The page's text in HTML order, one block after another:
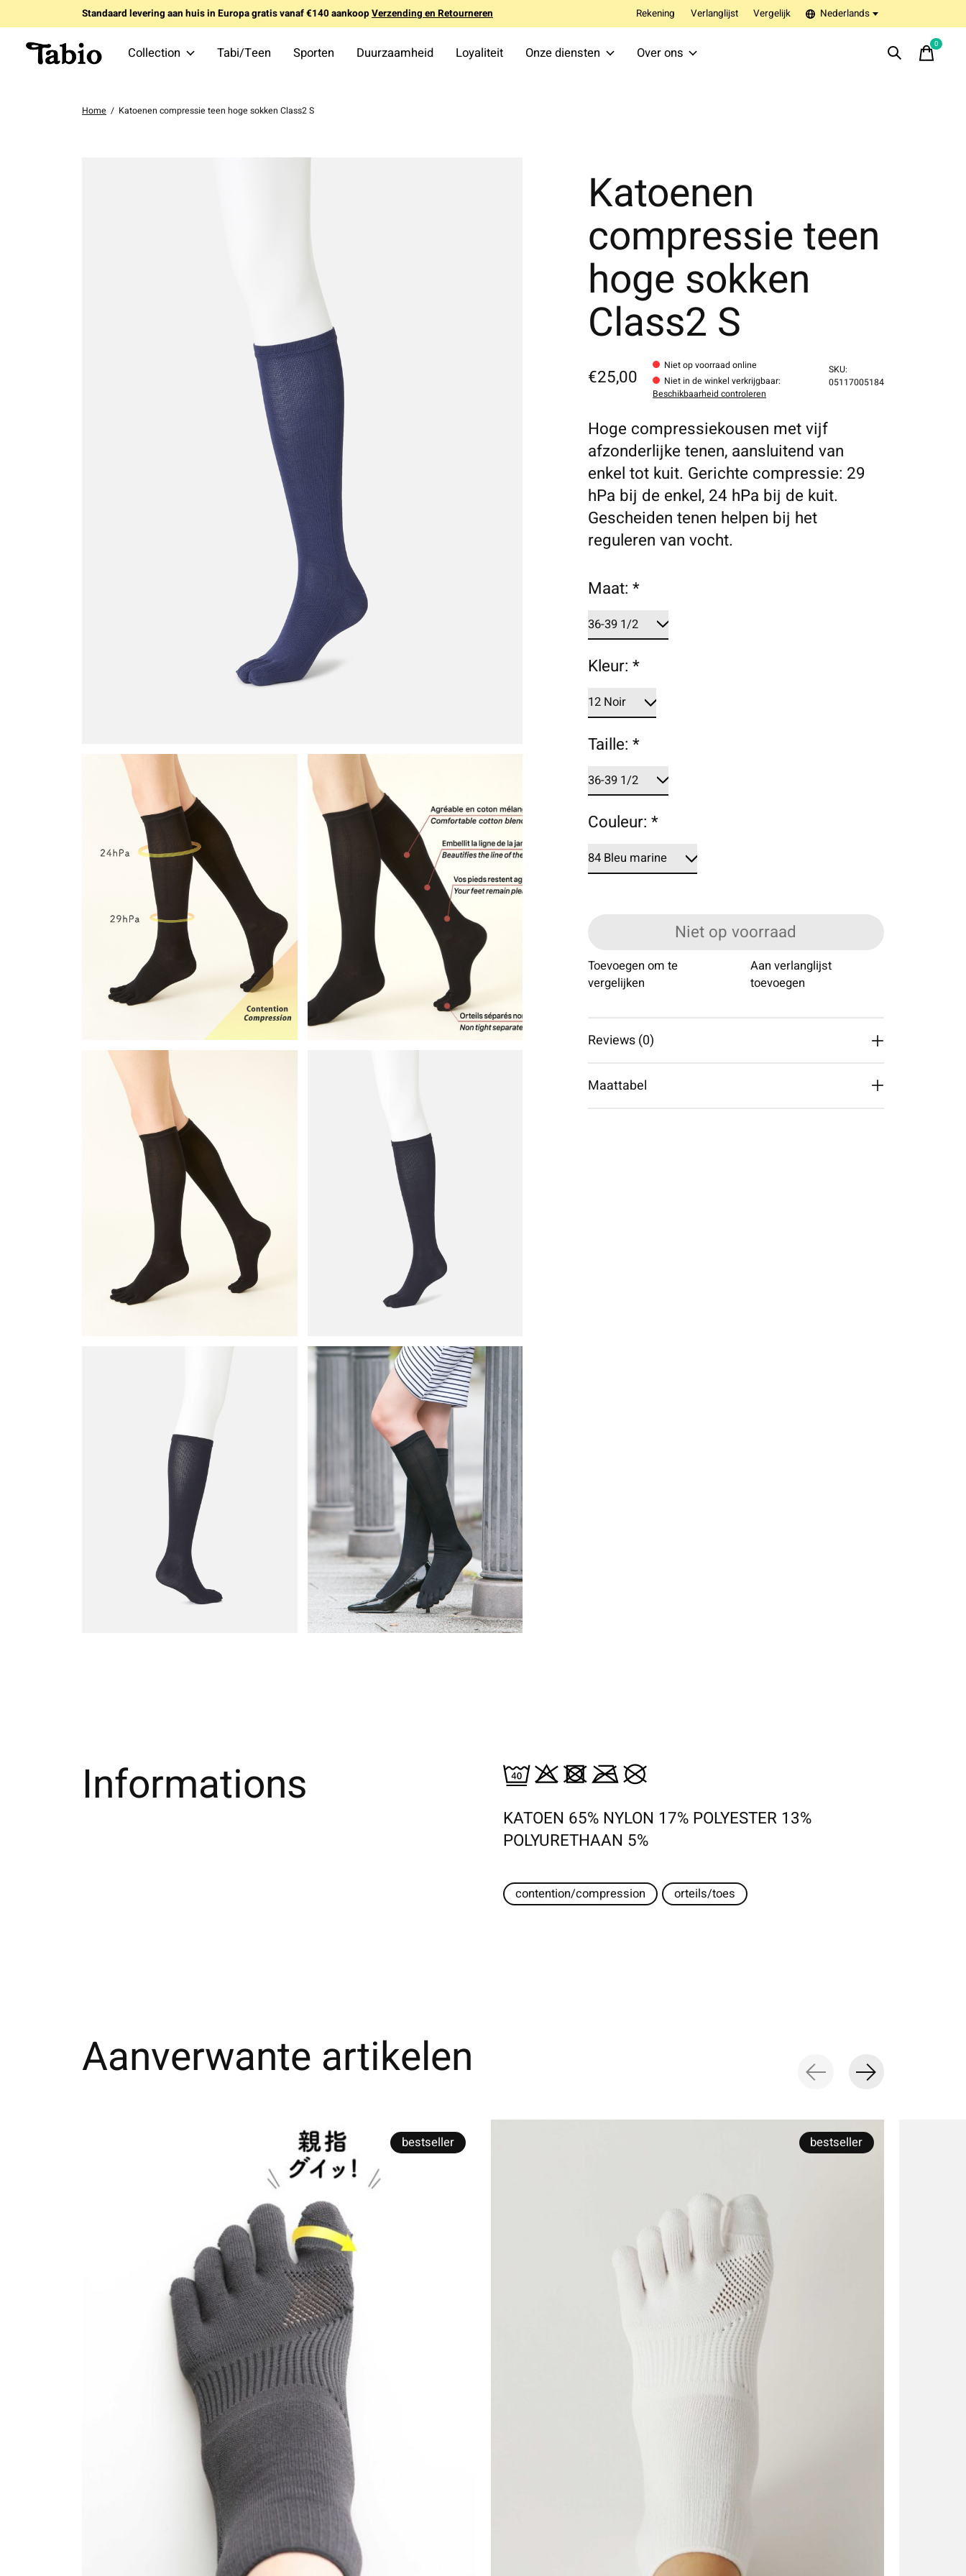
Standaard levering aan huis in Europa gratis vanaf €140 aankoopVerzending en Retourneren Rekening Verlanglijst Vergelijk Nederlands
Collection Tabi/Teen Sporten Duurzaamheid Loyaliteit Onze diensten Over ons
0items
Home / Katoenen compressie teen hoge sokken Class2 S
Katoenen
compressie teen
hoge sokken
Class2 S
€25,00
Niet op voorraad online
Niet in de winkel verkrijgbaar:
Beschikbaarheid controleren
SKU:
05117005184
Hoge compressiekousen met vijf
afzonderlijke tenen, aansluitend van
enkel tot kuit. Gerichte compressie: 29
hPa bij de enkel, 24 hPa bij de kuit.
Gescheiden tenen helpen bij het
reguleren van vocht.
Maat:*
Kleur:*
Taille:*
Couleur:*
Niet op voorraad
Toevoegen om te
vergelijken
Aan verlanglijst
toevoegen
Reviews (0)
Maattabel
Informations
KATOEN 65% NYLON 17% POLYESTER 13%
POLYURETHAAN 5%
contention/compression orteils/toes
Aanverwante artikelen
bestseller bestseller